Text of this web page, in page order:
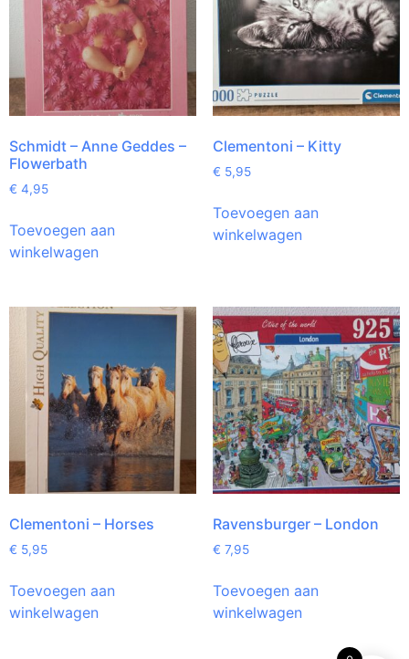
Schmidt – Anne Geddes –
Flowerbath
€ 4,95
Toevoegen aan
winkelwagen
Clementoni – Kitty
€ 5,95
Toevoegen aan
winkelwagen
Clementoni – Horses
€ 5,95
Toevoegen aan
winkelwagen
Ravensburger – London
€ 7,95
Toevoegen aan
winkelwagen